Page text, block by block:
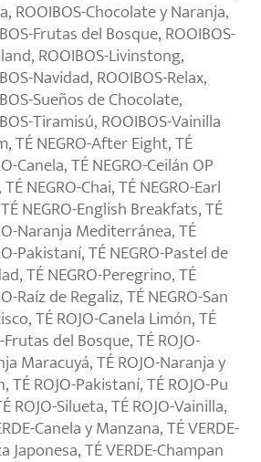
ROOIBOS-Chocolate y Naranja,
Frutas del Bosque, ROOIBOS-
ROOIBOS-Livinstong,
Navidad, ROOIBOS-Relax,
Sueños de Chocolate,
Tiramisú, ROOIBOS-Vainilla
TÉ NEGRO-After Eight, TÉ
Canela, TÉ NEGRO-Ceilán OP
TÉ NEGRO-Chai, TÉ NEGRO-Earl
NEGRO-English Breakfats, TÉ
Naranja Mediterránea, TÉ
Pakistaní, TÉ NEGRO-Pastel de
TÉ NEGRO-Peregrino, TÉ
Raíz de Regaliz, TÉ NEGRO-San
TÉ ROJO-Canela Limón, TÉ
Frutas del Bosque, TÉ ROJO-
Maracuyá, TÉ ROJO-Naranja y
TÉ ROJO-Pakistaní, TÉ ROJO-Pu
ROJO-Silueta, TÉ ROJO-Vainilla,
Canela y Manzana, TÉ VERDE-
Japonesa, TÉ VERDE-Champan